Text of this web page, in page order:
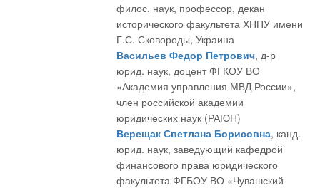
филос. наук, профессор, декан
исторического факультета ХНПУ имени
Г.С. Сковороды, Украина
Васильев Федор Петрович, д-р
юрид. наук, доцент ФГКОУ ВО
«Академия управления МВД России»,
член российской академии
юридических наук (РАЮН)
Верещак Светлана Борисовна, канд.
юрид. наук, заведующий кафедрой
финансового права юридического
факультета ФГБОУ ВО «Чувашский